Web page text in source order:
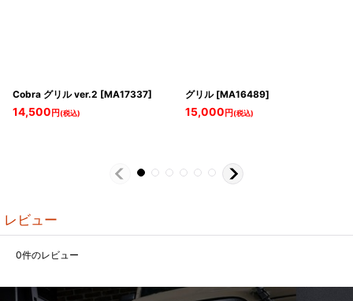
Cobra グリル ver.2 [MA17337]
14,500 円(税込)
グリル [MA16489]
15,000 円(税込)
レビュー
0件のレビュー